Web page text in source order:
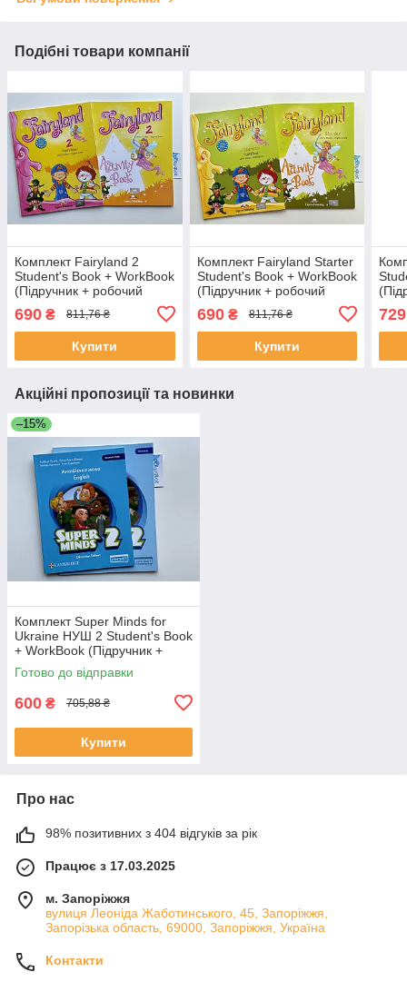
Подібні товари компанії
Комплект Fairyland 2
Student's Book + WorkBook
(Підручник + робочий
690 ₴ 811,76 ₴
Купити
Комплект Fairyland Starter
Student's Book + WorkBook
(Підручник + робочий
690₴ 811,76 ₴
Купити
729
Акційні пропозиції та новинки
–15%
Комплект Super Minds for
Ukraine НУШ 2 Student's Book
+ WorkBook (Підручник +
робочий зошит)
Готово до відправки
600 ₴ 705,88 ₴
Купити
Про нас
98% позитивних з 404 відгуків за рік
Працює з 17.03.2025
м. Запоріжжя
вулиця Леоніда Жаботинського, 45, Запоріжжя,
Запорізька область, 69000, Запоріжжя, Україна
Контакти